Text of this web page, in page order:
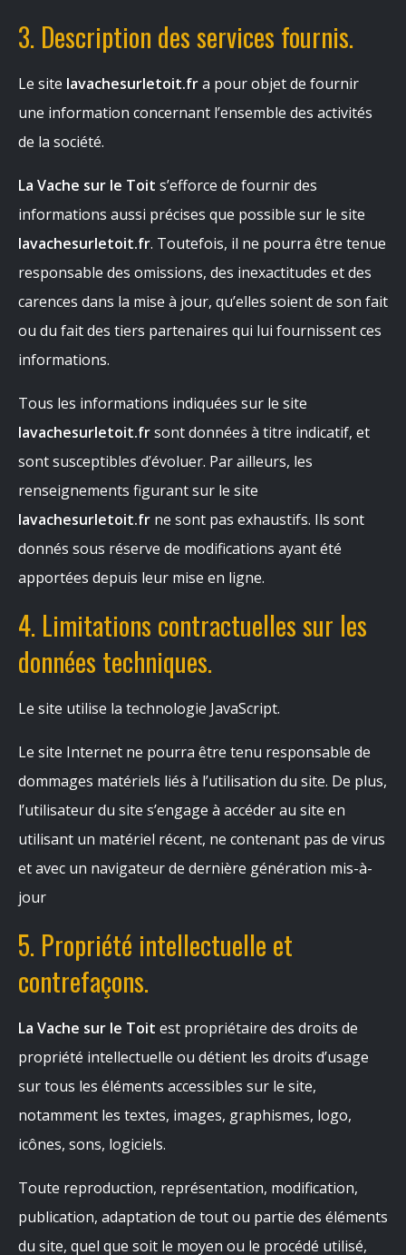
3. Description des services fournis.
Le site lavachesurletoit.fra pour objet de fournir
une information concernant l’ensemble des activités
de la société.
La Vache sur le Toit s’efforce de fournir des
informations aussi précises que possible sur le site
lavachesurletoit.fr. Toutefois, il ne pourra être tenue
responsable des omissions, des inexactitudes et des
carences dans la mise à jour, qu’elles soient de son fait
ou du fait des tiers partenaires qui lui fournissent ces
informations.
Tous les informations indiquées sur le site
lavachesurletoit.frsont données à titre indicatif, et
sont susceptibles d’évoluer. Par ailleurs, les
renseignements figurant sur le site
lavachesurletoit.fr ne sont pas exhaustifs. Ils sont
donnés sous réserve de modifications ayant été
apportées depuis leur mise en ligne.
4. Limitations contractuelles sur les
données techniques.
Le site utilise la technologie JavaScript.
Le site Internet ne pourra être tenu responsable de
dommages matériels liés à l’utilisation du site. De plus,
l’utilisateur du site s’engage à accéder au site en
utilisant un matériel récent, ne contenant pas de virus
et avec un navigateur de dernière génération mis-à-
jour
5. Propriété intellectuelle et
contrefaçons.
La Vache sur le Toit est propriétaire des droits de
propriété intellectuelle ou détient les droits d’usage
sur tous les éléments accessibles sur le site,
notamment les textes, images, graphismes, logo,
icônes, sons, logiciels.
Toute reproduction, représentation, modification,
publication, adaptation de tout ou partie des éléments
du site, quel que soit le moyen ou le procédé utilisé,